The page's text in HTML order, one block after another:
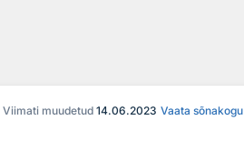
Viimati muudetud 14.06.2023 Vaata sõnakogu